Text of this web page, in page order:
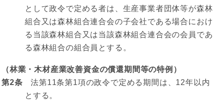
として政令で定める者は、生産事業者団体等が森林
組合又は森林組合連合会の子会社である場合におけ
る当該森林組合又は当該森林組合連合会の会員であ
る森林組合の組合員とする。
（林業・木材産業改善資金の償還期間等の特例）
第2条 法第11条第1項の政令で定める期間は、12年以内
とする。